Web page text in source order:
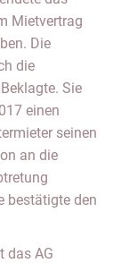
Mietvertrag
Die
die
Sie
einen
seinen
an die
bestätigte den
das AG